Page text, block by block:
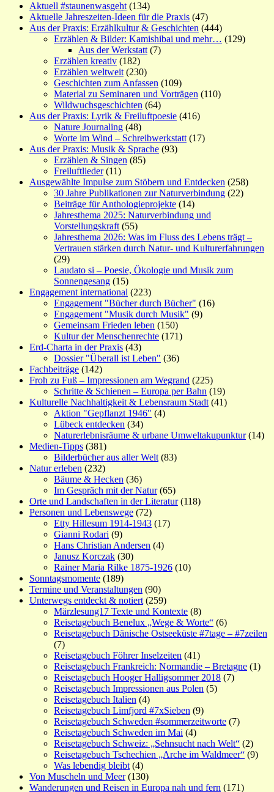
Aktuell #staunenwasgeht (134)
Aktuelle Jahreszeiten-Ideen für die Praxis (47)
Aus der Praxis: Erzählkultur & Geschichten (444)
Erzählen & Bilder: Kamishibai und mehr… (129)
Aus der Werkstatt (7)
Erzählen kreativ (182)
Erzählen weltweit (230)
Geschichten zum Anfassen (109)
Material zu Seminaren und Vorträgen (110)
Wildwuchsgeschichten (64)
Aus der Praxis: Lyrik & Freiluftpoesie (416)
Nature Journaling (48)
Worte im Wind – Schreibwerkstatt (17)
Aus der Praxis: Musik & Sprache (93)
Erzählen & Singen (85)
Freiluftlieder(11)
Ausgewählte Impulse zum Stöbern und Entdecken (258)
30 Jahre Publikationen zur Naturverbindung (22)
Beiträge für Anthologieprojekte (14)
Jahresthema 2025: Naturverbindung und
Vorstellungskraft (55)
Jahresthema 2026: Was im Fluss des Lebens trägt –
Vertrauen stärken durch Natur- und Kulturerfahrungen
(29)
Laudato si – Poesie, Ökologie und Musik zum
Sonnengesang (15)
Engagement international (223)
Engagement "Bücher durch Bücher" (16)
Engagement "Musik durch Musik" (9)
Gemeinsam Frieden leben (150)
Kultur der Menschenrechte (171)
Erd-Charta in der Praxis (43)
Dossier "Überall ist Leben" (36)
Fachbeiträge (142)
Froh zu Fuß – Impressionen am Wegrand (225)
Schritte & Schienen – Europa per Bahn (19)
Kulturelle Nachhaltigkeit & Lebensraum Stadt (41)
Aktion "Gepflanzt 1946" (4)
Lübeck entdecken (34)
Naturerlebnisräume & urbane Umweltakupunktur(14)
Medien-Tipps (381)
Bilderbücher aus aller Welt (83)
Natur erleben (232)
Bäume & Hecken (36)
Im Gespräch mit der Natur(65)
Orte und Landschaften in der Literatur(118)
Personen und Lebenswege (72)
Etty Hillesum 1914-1943 (17)
Gianni Rodari (9)
Hans Christian Andersen (4)
Janusz Korczak (30)
Rainer Maria Rilke 1875-1926 (10)
Sonntagsmomente (189)
Termine und Veranstaltungen (90)
Unterwegs entdeckt & notiert (259)
Märzlesung17 Texte und Kontexte (8)
Reisetagebuch Benelux „Wege & Worte“ (6)
Reisetagebuch Dänische Ostseeküste #7tage – #7zeilen
(7)
Reisetagebuch Föhrer Inselzeiten (41)
Reisetagebuch Frankreich: Normandie – Bretagne (1)
Reisetagebuch Hooger Halligsommer 2018 (7)
Reisetagebuch Impressionen aus Polen (5)
Reisetagebuch Italien (4)
Reisetagebuch Limfjord #7xSieben (9)
Reisetagebuch Schweden #sommerzeitworte (7)
Reisetagebuch Schweden im Mai (4)
Reisetagebuch Schweiz: „Sehnsucht nach Welt“ (2)
Reisetagebuch Tschechien „Arche im Waldmeer“ (9)
Was lebendig bleibt (4)
Von Muscheln und Meer(130)
Wanderungen und Reisen in Europa nah und fern (171)